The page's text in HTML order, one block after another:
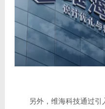
另外，维海科技通过引